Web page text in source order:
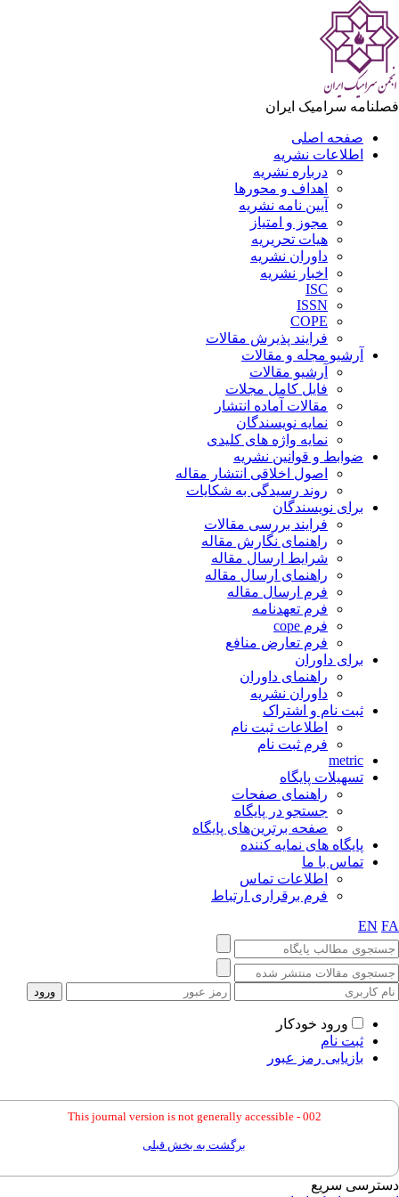
سرامیک ایران
صفحه اصلی
اطلاعات نشریه
درباره نشریه
اهداف و محورها
آیین نامه نشریه
مجوز و امتیاز
هیات تحریریه
داوران نشریه
اخبار نشریه
ISC
ISSN
COPE
فرایند پذیرش مقالات
آرشیو مجله و مقالات
آرشیو مقالات
فایل کامل مجلات
مقالات آماده انتشار
نمایه نویسندگان
نمایه واژه های کلیدی
ضوابط و قوانین نشریه
اصول اخلاقی انتشار مقاله
روند رسیدگی به شکایات
برای نویسندگان
فرایند بررسی مقالات
راهنمای نگارش مقاله
شرایط ارسال مقاله
راهنمای ارسال مقاله
فرم ارسال مقاله
فرم تعهدنامه
فرم cope
فرم تعارض منافع
برای داوران
راهنمای داوران
داوران نشریه
ثبت نام و اشتراک
اطلاعات ثبت نام
فرم ثبت نام
metric
تسهیلات پایگاه
راهنمای صفحات
جستجو در پایگاه
صفحه برترین‌های پایگاه
پایگاه های نمایه کننده
تماس با ما
اطلاعات تماس
فرم برقراری ارتباط
EN
ورود خودکار
ثبت نام
بازیابی رمز عبور
This journal version is not generally accessible - 002
برگشت به بخش قبلی
سریع